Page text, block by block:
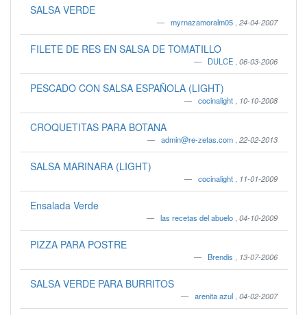
SALSA VERDE
myrnazamoralm05 24-04-2007
FILETE DE RES EN SALSA DE TOMATILLO
DULCE 06-03-2006
PESCADO CON SALSA ESPAÑOLA (LIGHT)
cocinalight 10-10-2008
CROQUETITAS PARA BOTANA
admin@re-zetas.com 22-02-2013
SALSA MARINARA (LIGHT)
cocinalight 11-01-2009
Ensalada Verde
las recetas del abuelo 04-10-2009
PIZZA PARA POSTRE
Brendis 13-07-2006
SALSA VERDE PARA BURRITOS
arenita azul 04-02-2007